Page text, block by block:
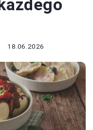
18.06.2026